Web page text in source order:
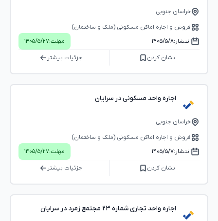
خراسان جنوبی
فروش و اجاره اماکن مسکونی (ملک و ساختمان)
انتشار:۱۴۰۵/۵/۸ مهلت:۱۴۰۵/۵/۲۷
نشان کردن جزئیات بیشتر
اجاره واحد مسکونی در سرایان
خراسان جنوبی
فروش و اجاره اماکن مسکونی (ملک و ساختمان)
انتشار:۱۴۰۵/۵/۷ مهلت:۱۴۰۵/۵/۲۷
نشان کردن جزئیات بیشتر
اجاره واحد تجاری شماره 23 مجتمع زمرد در سرایان